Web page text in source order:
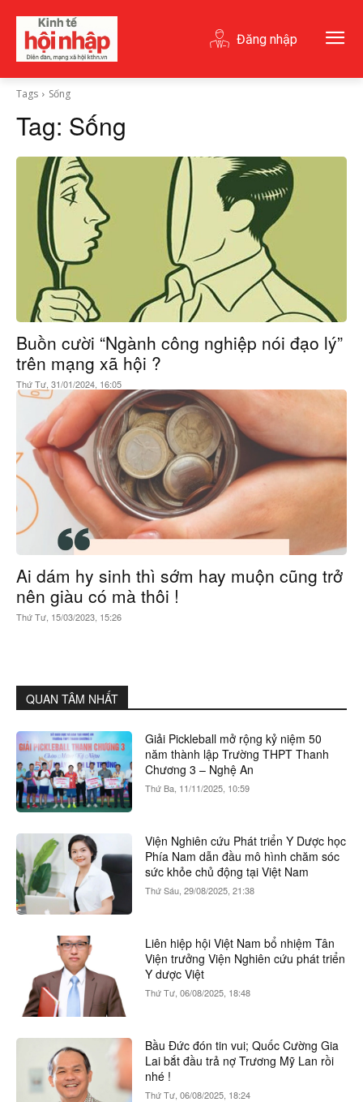
Đăng nhập
Tags Sống
Tag: Sống
Buồn cười “Ngành công nghiệp nói đạo lý”
trên mạng xã hội ?
Thứ Tư, 31/01/2024, 16:05
Ai dám hy sinh thì sớm hay muộn cũng trở
nên giàu có mà thôi !
Thứ Tư, 15/03/2023, 15:26
QUAN TÂM NHẤT
Giải Pickleball mở rộng kỷ niệm 50
năm thành lập Trường THPT Thanh
Chương 3 – Nghệ An
Thứ Ba, 11/11/2025, 10:59
Viện Nghiên cứu Phát triển Y Dược học
Phía Nam dẫn đầu mô hình chăm sóc
sức khỏe chủ động tại Việt Nam
Thứ Sáu, 29/08/2025, 21:38
Liên hiệp hội Việt Nam bổ nhiệm Tân
Viện trưởng Viện Nghiên cứu phát triển
Y dược Việt
Thứ Tư, 06/08/2025, 18:48
Bầu Đức đón tin vui; Quốc Cường Gia
Lai bắt đầu trả nợ Trương Mỹ Lan rồi
nhé !
Thứ Tư, 06/08/2025, 18:24